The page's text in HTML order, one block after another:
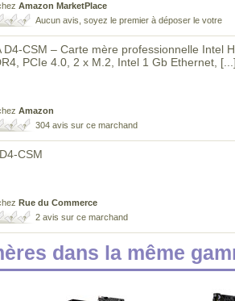
Amazon MarketPlace
Aucun avis, soyez le premier à déposer le votre
D4-CSM – Carte mère professionnelle Intel
PCIe 4.0, 2 x M.2, Intel 1 Gb Ethernet,
Amazon
304 avis sur ce marchand
CSM
Rue du Commerce
2 avis sur ce marchand
dans la même